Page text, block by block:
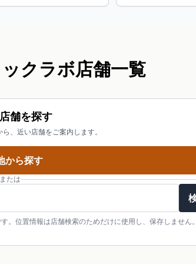
クラボ店舗一覧
舗を探す
、近い店舗をご案内します。
から探す
たは
位置情報は店舗検索のためだけに使用し、保存しません。